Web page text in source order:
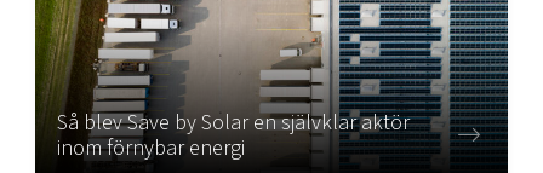
Så blev Save by Solar en självklar aktör
inom förnybar energi